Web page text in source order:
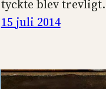
tyckte blev
15 juli 2014